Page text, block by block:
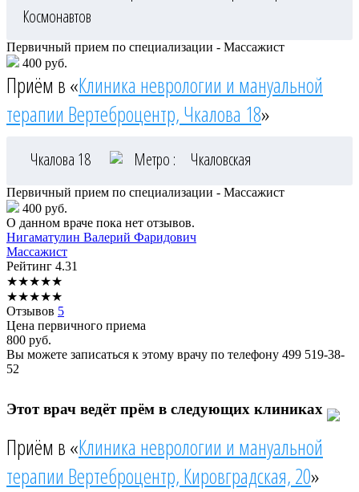
Космонавтов
Первичный прием по специализации - Массажист
400 руб.
Приём в «Клиника неврологии и мануальной
терапии Вертеброцентр, Чкалова 18»
Чкалова 18 Метро : Чкаловская
Первичный прием по специализации - Массажист
400 руб.
О данном враче пока нет отзывов.
Нигаматулин Валерий Фаридович
Массажист
Рейтинг 4.31
★★★★★
★★★★★
Отзывов 5
Цена первичного приема
800 руб.
Вы можете записаться к этому врачу по телефону 499 519-38-
52
Этот врач ведёт прём в следующих клиниках
Приём в «Клиника неврологии и мануальной
терапии Вертеброцентр, Кировградская, 20»